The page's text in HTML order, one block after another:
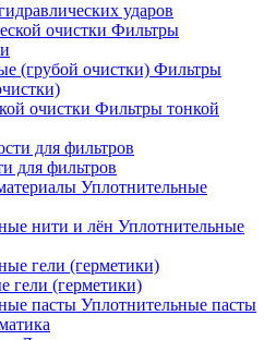
ударов
Фильтры
Фильтры
Фильтры тонкой
для фильтров
Уплотнительные
Уплотнительные
гели (герметики)
Уплотнительные пасты